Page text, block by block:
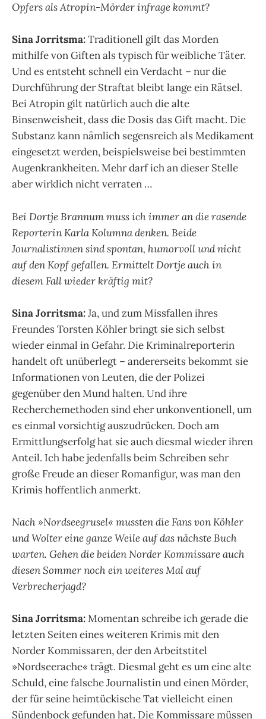
Opfers als Atropin-Mörder infrage kommt?
Sina Jorritsma:Traditionell gilt das Morden
mithilfe von Giften als typisch für weibliche Täter.
Und es entsteht schnell ein Verdacht – nur die
Durchführung der Straftat bleibt lange ein Rätsel.
Bei Atropin gilt natürlich auch die alte
Binsenweisheit, dass die Dosis das Gift macht. Die
Substanz kann nämlich segensreich als Medikament
eingesetzt werden, beispielsweise bei bestimmten
Augenkrankheiten. Mehr darf ich an dieser Stelle
aber wirklich nicht verraten …
Bei Dortje Brannum muss ich immer an die rasende
Reporterin Karla Kolumna denken. Beide
Journalistinnen sind spontan, humorvoll und nicht
auf den Kopf gefallen. Ermittelt Dortje auch in
diesem Fall wieder kräftig mit?
Sina Jorritsma:Ja, und zum Missfallen ihres
Freundes Torsten Köhler bringt sie sich selbst
wieder einmal in Gefahr. Die Kriminalreporterin
handelt oft unüberlegt – andererseits bekommt sie
Informationen von Leuten, die der Polizei
gegenüber den Mund halten. Und ihre
Recherchemethoden sind eher unkonventionell, um
es einmal vorsichtig auszudrücken. Doch am
Ermittlungserfolg hat sie auch diesmal wieder ihren
Anteil. Ich habe jedenfalls beim Schreiben sehr
große Freude an dieser Romanfigur, was man den
Krimis hoffentlich anmerkt.
Nach »Nordseegrusel« mussten die Fans von Köhler
und Wolter eine ganze Weile auf das nächste Buch
warten. Gehen die beiden Norder Kommissare auch
diesen Sommer noch ein weiteres Mal auf
Verbrecherjagd?
Sina Jorritsma:Momentan schreibe ich gerade die
letzten Seiten eines weiteren Krimis mit den
Norder Kommissaren, der den Arbeitstitel
»Nordseerache« trägt. Diesmal geht es um eine alte
Schuld, eine falsche Journalistin und einen Mörder,
der für seine heimtückische Tat vielleicht einen
Sündenbock gefunden hat. Die Kommissare müssen